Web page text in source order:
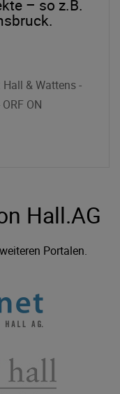
– so z.B.
& Wattens -
ON
Hall.AG
Portalen.